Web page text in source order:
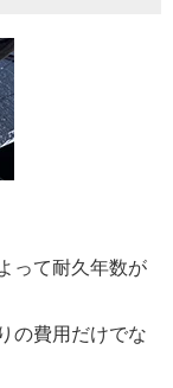
って耐久年数が
の費用だけでな